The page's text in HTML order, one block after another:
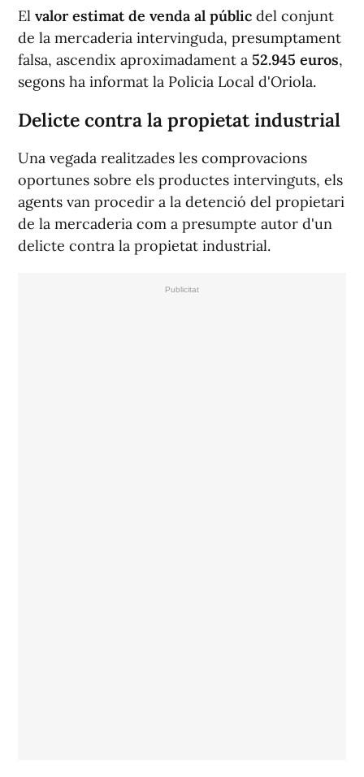
El valor estimat de venda al públic del conjunt
de la mercaderia intervinguda, presumptament
falsa, ascendix aproximadament a 52.945 euros,
segons ha informat la Policia Local d'Oriola.
Delicte contra la propietat industrial
Una vegada realitzades les comprovacions
oportunes sobre els productes intervinguts, els
agents van procedir a la detenció del propietari
de la mercaderia com a presumpte autor d'un
delicte contra la propietat industrial.